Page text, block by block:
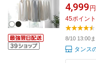
耐荷重
バー ハ
プ ラン
洋服収納
4,999
45ポイント
8/10 13:00
タンス